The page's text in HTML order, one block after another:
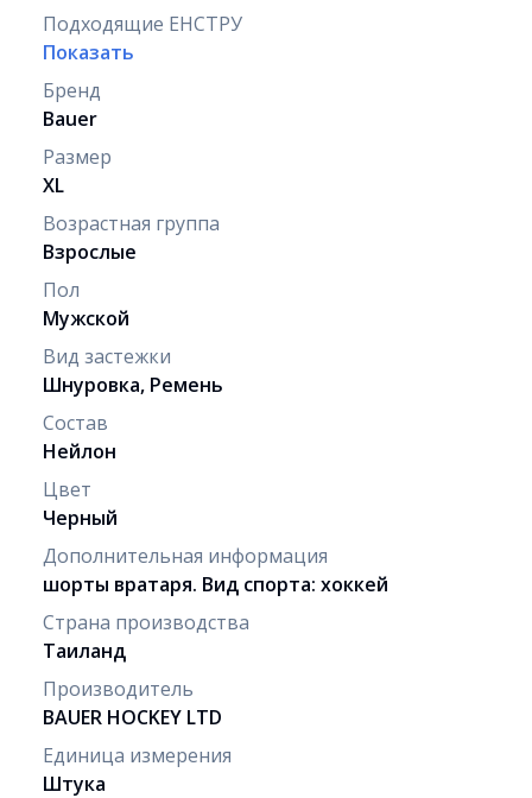
Подходящие ЕНСТРУ
Показать
Бренд
Bauer
Размер
XL
Возрастная группа
Взрослые
Пол
Мужской
Вид застежки
Шнуровка, Ремень
Состав
Нейлон
Цвет
Черный
Дополнительная информация
шорты вратаря. Вид спорта: хоккей
Страна производства
Таиланд
Производитель
BAUER HOCKEY LTD
Единица измерения
Штука